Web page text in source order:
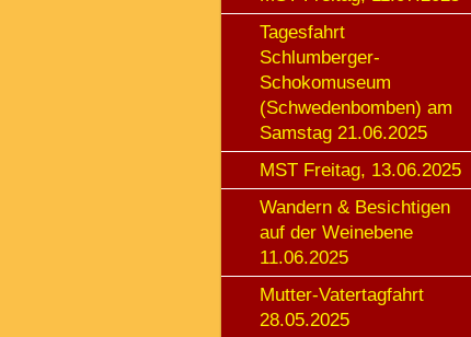
Tagesfahrt
Schlumberger-
Schokomuseum
(Schwedenbomben) am
Samstag 21.06.2025
MST Freitag, 13.06.2025
Wandern & Besichtigen
auf der Weinebene
11.06.2025
Mutter-Vatertagfahrt
28.05.2025